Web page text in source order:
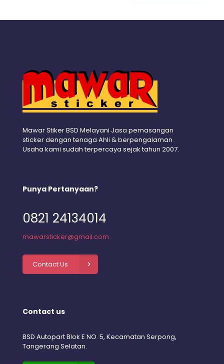
Mawar Stiker BSD Melayani Jasa pemasangan
sticker dengan tenaga Ahli & berpengalaman.
Usaha kami sudah terpercaya sejak tahun 2007.
Punya Pertanyaan?
0821 24134014
mawarsticker@gmail.com
Contact Us
Contact us
BSD Autopart Blok E NO. 5, Kecamatan Serpong,
Tangerang Selatan.